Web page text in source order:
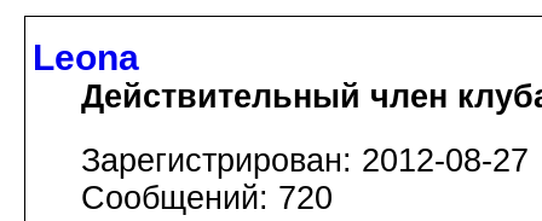
Leona
Действительный член
Зарегистрирован: 2012-08-27
Сообщений: 720